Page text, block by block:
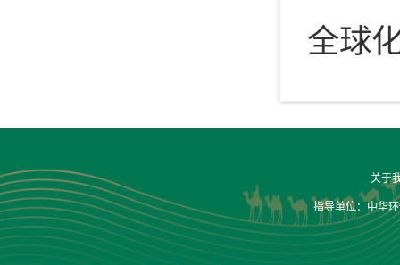
全球
关于
指导单位：中华